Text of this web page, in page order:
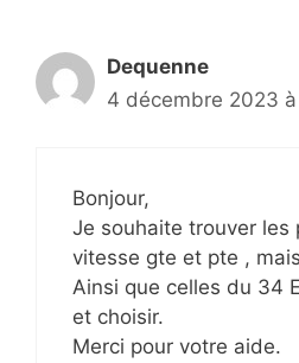
Dequenne
4 décembre 2023
Bonjour,
Je souhaite trouver les
vitesse gte et pte ,
Ainsi que celles du 34
et choisir.
Merci pour votre aide.